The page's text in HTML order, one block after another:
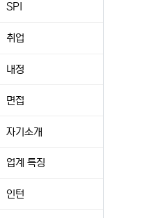
SPI
취업
내정
면접
자기소개
업계 특징
인턴